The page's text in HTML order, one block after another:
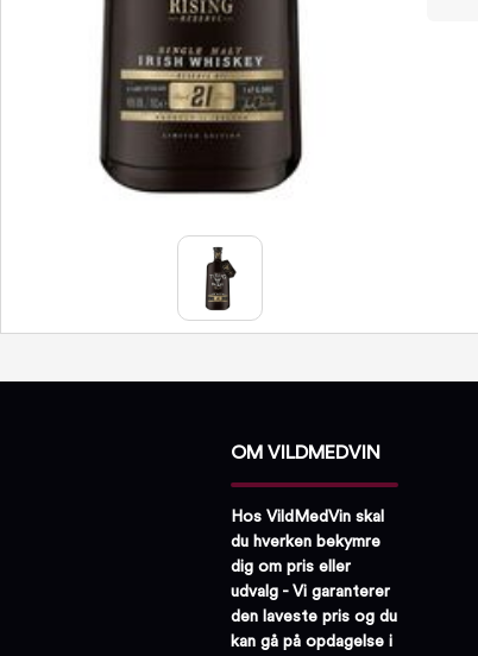
OM VILDMEDVIN
Hos VildMedVin skal
du hverken bekymre
dig om pris eller
udvalg - Vi garanterer
den laveste pris og du
kan gå på opdagelse i